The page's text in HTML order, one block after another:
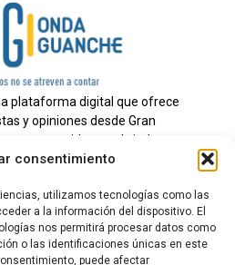
consentimiento
utilizamos tecnologías como las
a la información del dispositivo. El
nos permitirá procesar datos como
o las identificaciones únicas en este
puede afectar
plataforma digital que ofrece
y opiniones desde Gran
con brindar
periodismo independiente a